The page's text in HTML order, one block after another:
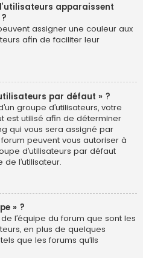
apparaissent
assigner une couleur aux
afin de faciliter leur
par défaut » ?
groupe d’utilisateurs, votre
est utilisé afin de déterminer
qui vous sera assigné par
peuvent vous autoriser à
d’utilisateurs par défaut
l’utilisateur.
» ?
l’équipe du forum que sont les
en plus de quelques
que les forums qu’ils